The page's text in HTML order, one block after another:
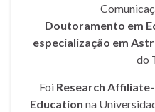
Doutoramento em
especialização em
do
Foi Research
Education na